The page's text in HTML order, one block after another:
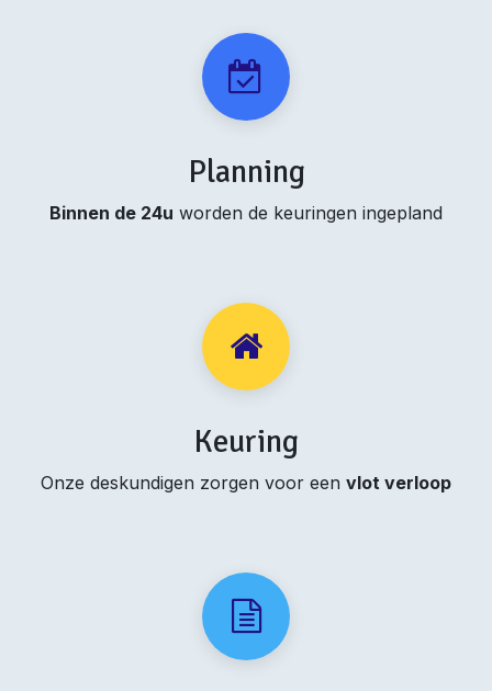
Planning
Binnen de 24u worden de keuringen ingepland
Keuring
Onze deskundigen zorgen voor een vlot verloop